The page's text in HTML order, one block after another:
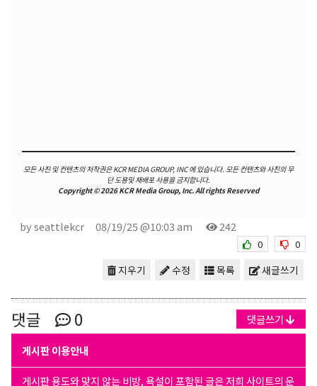
모든 사진 및 컨텐츠의 저작권은 KCR MEDIA GROUP, INC 에 있습니다. 모든 컨텐츠와 사진의 무
단 도용및 재배포 사용을 금지합니다.
Copyright © 2026 KCR Media Group, Inc. All rights Reserved
by seattlekcr 08/19/25 @10:03 am 242
0 0
새글쓰기
목록
수정
지우기
댓글 0 댓글쓰기
게시판 이용안내
게시판 용도와 맞지 않는 비방, 욕설이 포함된 글은 저희 사이트의 운